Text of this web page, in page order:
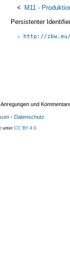
< M11 -
Persistenter
http://
und
- Datenschutz
unter CC BY 4.0